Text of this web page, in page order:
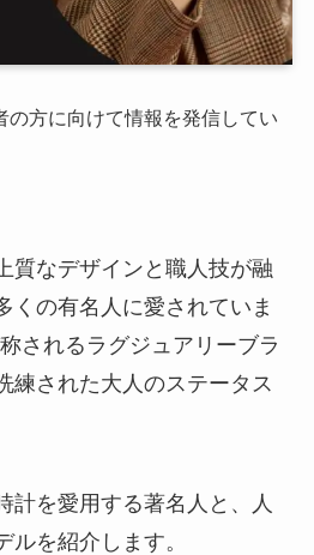
の方に向けて情報を発信してい
質なデザインと職人技が融
くの有名人に愛されていま
されるラグジュアリーブラ
練された大人のステータス
計を愛用する著名人と、人
を紹介します。